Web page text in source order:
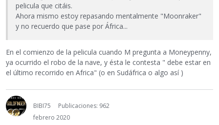
pelicula que citáis.
Ahora mismo estoy repasando mentalmente "Moonraker"
y no recuerdo que pase por África...
En el comienzo de la pelicula cuando M pregunta a Moneypenny,
ya ocurrido el robo de la nave, y ésta le contesta " debe estar en
el último recorrido en Africa" (o en Sudáfrica o algo así )
BIBI75
Publicaciones: 962
febrero 2020